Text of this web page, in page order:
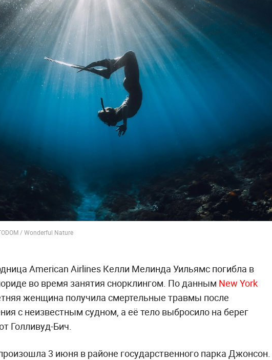
/ Wonderful Nature
American Airlines Келли Мелинда Уильямс погибла в
во время занятия снорклингом. По данным New York
женщина получила смертельные травмы после
с неизвестным судном, а её тело выбросило на берег
Голливуд-Бич.
3 июня в районе государственного парка Джонсон.